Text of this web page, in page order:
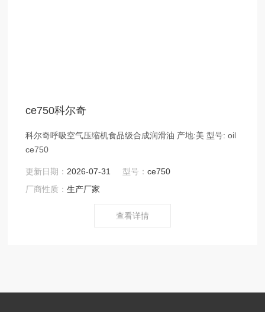
ce750科尔奇
科尔奇呼吸空气压缩机食品级合成润滑油 产地:美 型号: oil
ce750
更新日期： 2026-07-31 型号：ce750
厂商性质：生产厂家
查看详情